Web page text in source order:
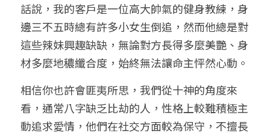
五行計算初階班
五行計算高階班
團隊訓練營
輕鬆學會科學八字推理
FB粉絲頁
繁體中文
0938617837
support@p8zicourse.com
五行八字線上班
話說，我的客戶是一位高大帥氣的健身教練，身
邊三不五時總有許多小女生倒追，然而他總是對
這些辣妹興趣缺缺，無論對方長得多麼美艷、身
材多麼地穠纖合度，始終無法讓命主怦然心動。
相信你也許會匪夷所思，我們從十神的角度來
看，通常八字缺乏比劫的人，性格上較難積極主
動追求愛情，他們在社交方面較為保守，不擅長